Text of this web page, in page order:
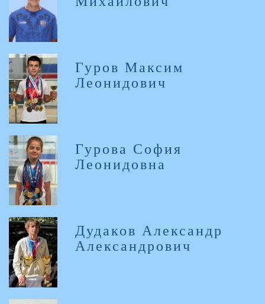
Гуров Максим
Леонидович
Гурова София
Леонидовна
Дудаков Александр
Александрович